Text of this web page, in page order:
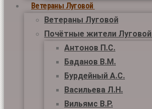
Ветераны Луговой
Ветераны Луговой
Почётные жители Луговой
Антонов П.С.
Баданов В.М.
Бурдейный А.С.
Васильева Л.Н.
Вильямс В.Р.